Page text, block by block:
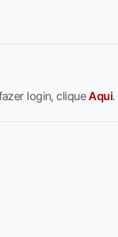
login, cliqueAqui.